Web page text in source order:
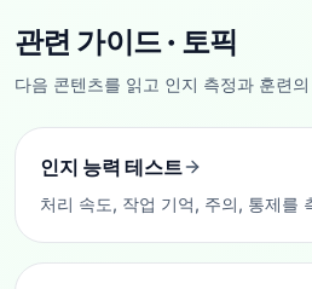
관련 가이드 · 토픽
다음 콘텐츠를 읽고 인지 측정과 훈련
인지 능력 테스트
처리 속도, 작업 기억, 주의, 통제를